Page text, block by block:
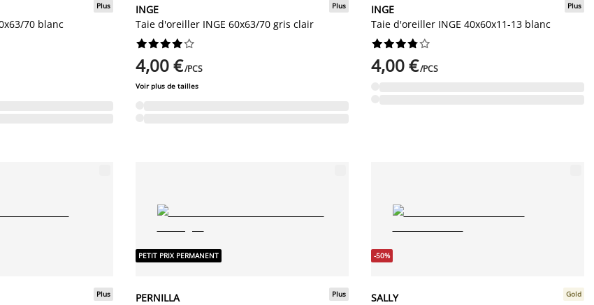
70 blanc
Plus
INGE
Taie d'oreiller INGE 60x63/70 gris clair
Plus






4,00 €/PCS
Voir plus de tailles
INGE
Taie d'oreiller INGE 40x60x11-13 blanc
Plus






4,00 €/PCS
Plus
PETIT PRIX PERMANENT
PERNILLA
Plus
-50%
SALLY
Gold